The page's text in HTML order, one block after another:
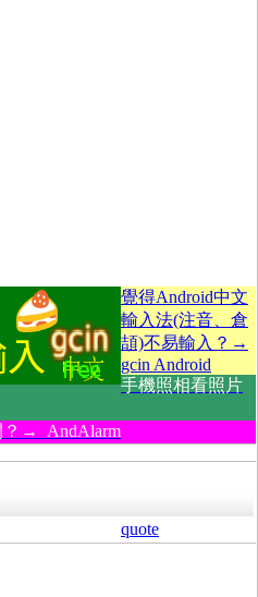
覺得Android中文
輸入法(注音、倉
頡)不易輸入？→
gcin Android
手機照相看照片
？→ AndAlarm
quote